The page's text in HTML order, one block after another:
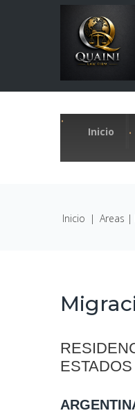
Skip to navigation
Pasar al contenido principal
Inicio
Usted
Inicio | Areas |